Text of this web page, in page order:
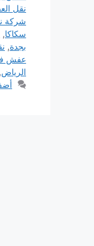
نقل
شركة
سكاكا,
بجدة,
عفش
الرياض,